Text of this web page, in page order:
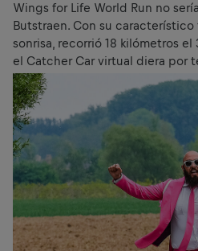
Wings for Life World Run no
Butstraen. Con su característico
sonrisa, recorrió 18 kilómetros
el Catcher Car virtual diera por